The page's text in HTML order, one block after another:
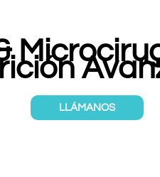
LLÁMANOS